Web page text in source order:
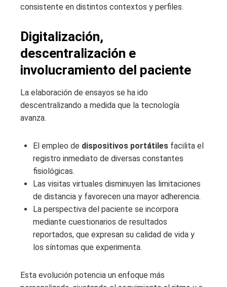
consistente en distintos contextos y perfiles.
Digitalización,
descentralización e
involucramiento del paciente
La elaboración de ensayos se ha ido
descentralizando a medida que la tecnología
avanza.
El empleo de dispositivos portátiles facilita el
registro inmediato de diversas constantes
fisiológicas.
Las visitas virtuales disminuyen las limitaciones
de distancia y favorecen una mayor adherencia.
La perspectiva del paciente se incorpora
mediante cuestionarios de resultados
reportados, que expresan su calidad de vida y
los síntomas que experimenta.
Esta evolución potencia un enfoque más